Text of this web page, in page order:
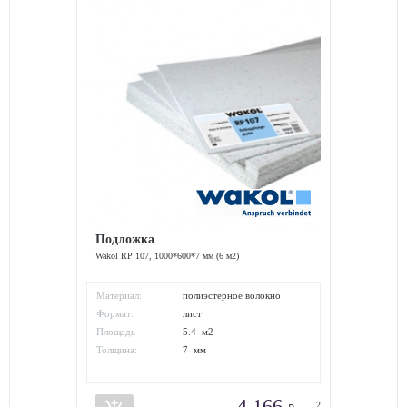
Подложка
Wakol RP 107, 1000*600*7 мм (6 м2)
Материал:
полиэстерное волокно
Формат:
лист
Площадь
упаковки:
5.4 м2
Толщина:
7 мм
2